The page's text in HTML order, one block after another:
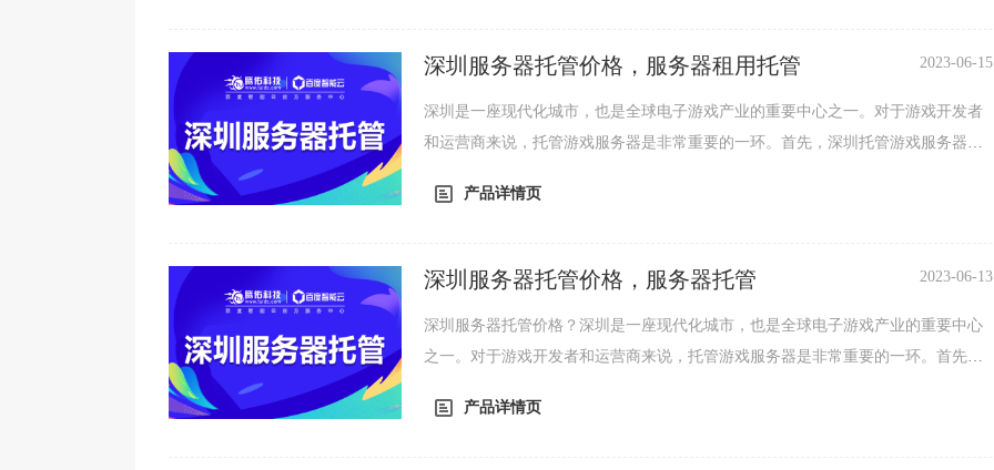
维护。相比于自建机房，托管服务器具有更高...
深圳服务器托管价格，服务器租用托管 2023-06-15
深圳是一座现代化城市，也是全球电子游戏产业的重要中心之一。对于游戏开发者
和运营商来说，托管游戏服务器是非常重要的一环。首先，深圳托管游戏服务器的
会涉及到机房租金、电费、网络带宽、维护费用等。其次，托管游戏服务器的带宽
可以保证游戏的流畅度和稳定性。最后，作为...
产品详情页
深圳服务器托管价格，服务器托管 2023-06-13
深圳服务器托管价格？深圳是一座现代化城市，也是全球电子游戏产业的重要中心
之一。对于游戏开发者和运营商来说，托管游戏服务器是非常重要的一环。首先，
备等。一般来说，费用会涉及到机房租金、电费、网络带宽、维护费用等。其次，
产品详情页